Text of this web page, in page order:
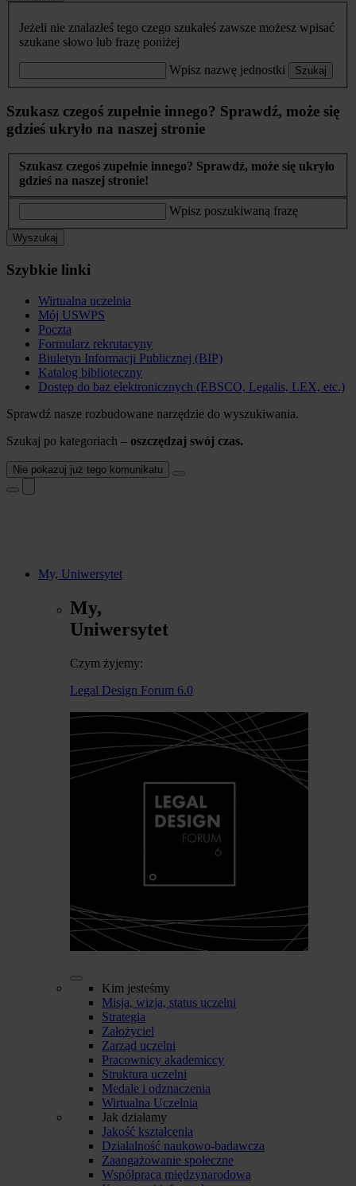
Jeżeli nie znalazłeś tego czego szukałeś zawsze możesz wpisać
szukane słowo lub frazę poniżej
Wpisz nazwę jednostki Szukaj
Szukasz czegoś zupełnie innego? Sprawdź, może się
gdzieś ukryło na naszej stronie
Szukasz czegoś zupełnie innego? Sprawdź, może się ukryło
gdzieś na naszej stronie!
Wpisz poszukiwaną frazę
Wyszukaj
Szybkie linki
Wirtualna uczelnia
Mój USWPS
Poczta
Formularz rekrutacyny
Biuletyn Informacji Publicznej (BIP)
Katalog biblioteczny
Dostęp do baz elektronicznych (EBSCO, Legalis, LEX, etc.)
Sprawdź nasze rozbudowane narzędzie do wyszukiwania.
Szukaj po kategoriach – oszczędzaj swój czas.
Nie pokazuj już tego komunikatu
My, Uniwersytet
My,
Uniwersytet
Czym żyjemy:
Legal Design Forum 6.0
Kim jesteśmy
Misja, wizja, status uczelni
Strategia
Założyciel
Zarząd uczelni
Pracownicy akademiccy
Struktura uczelni
Medale i odznaczenia
Wirtualna Uczelnia
Jak działamy
Jakość kształcenia
Działalność naukowo-badawcza
Zaangażowanie społeczne
Współpraca międzynarodowa